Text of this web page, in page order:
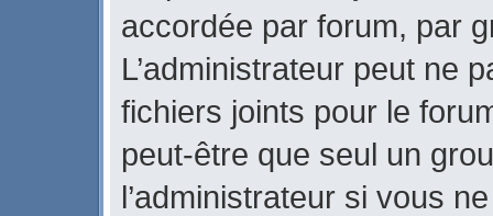
accordée par forum, par
L’administrateur peut ne
fichiers joints pour le
peut-être que seul un
l’administrateur si vous